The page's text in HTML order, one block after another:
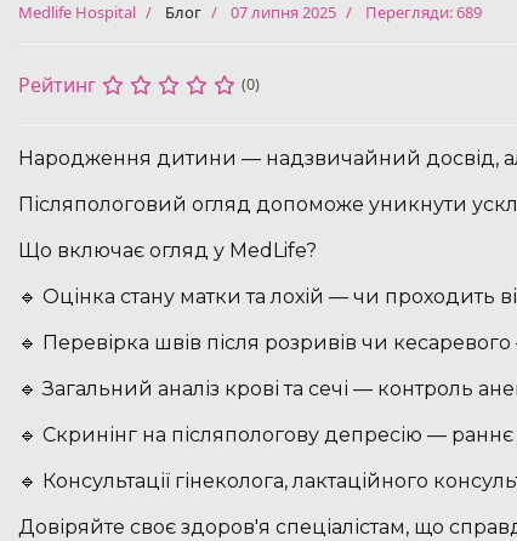
Medlife Hospital Блог 07 липня 2025 Перегляди: 689
Рейтинг (0)
Народження дитини — надзвичайний досвід,
Післяпологовий огляд допоможе уникнути
Що включає огляд у MedLife?
🔹 Оцінка стану матки та лохій — чи проходить
🔹 Перевірка швів після розривів чи
🔹 Загальний аналіз крові та сечі — контроль
🔹 Скринінг на післяпологову депресію —
🔹 Консультації гінеколога, лактаційного
Довіряйте своє здоров'я спеціалістам, що